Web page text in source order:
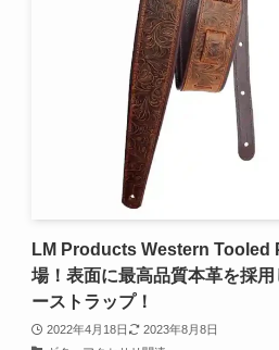
LM Products Western Tooled
場！表面に最高品質本革を採用
ーストラップ！
2022年4月18日
2023年8月8日